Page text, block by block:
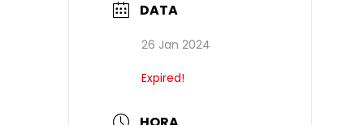
DATA
26 Jan 2024
Expired!